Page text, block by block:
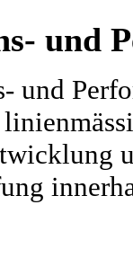
und
und